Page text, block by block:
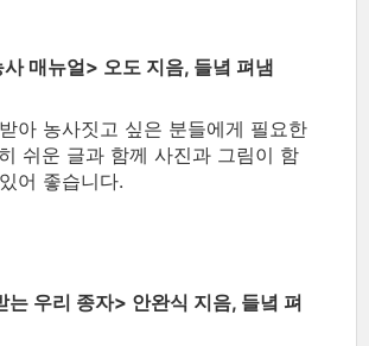
매뉴얼> 오도 지음, 들녘 펴냄
아 농사짓고 싶은 분들에게 필요한
쉬운 글과 함께 사진과 그림이 함
어 좋습니다.
는 우리 종자> 안완식 지음, 들녘 펴